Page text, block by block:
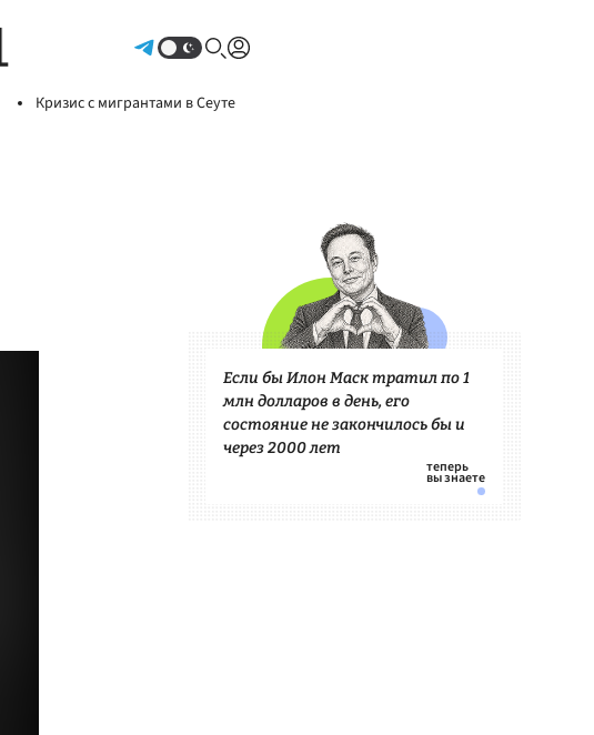
Кризис с мигрантами в Сеуте
Если бы Илон Маск тратил по 1
млн долларов в день, его
состояние не закончилось бы и
через 2000 лет